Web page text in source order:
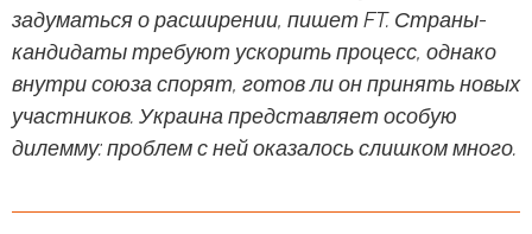
задуматься о расширении, пишет FT. Страны-
кандидаты требуют ускорить процесс, однако
внутри союза спорят, готов ли он принять новых
участников. Украина представляет особую
дилемму: проблем с ней оказалось слишком много.